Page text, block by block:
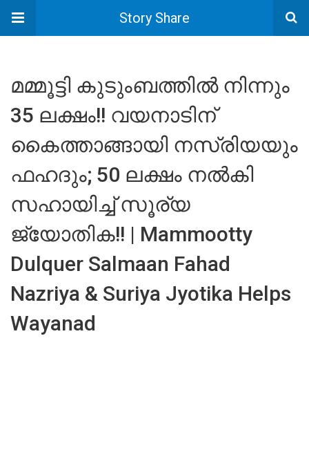
Story Share
മമ്മൂട്ടി കുടുംബത്തിൽ നിന്നും
35 ലക്ഷം!! വയനാടിന്
കൈത്താങ്ങായി നസ്രിയയും
ഫഹദും; 50 ലക്ഷം നൽകി
സഹായിച്ച് സൂര്യ
ജ്യോതിക!! | Mammootty
Dulquer Salmaan Fahad
Nazriya & Suriya Jyotika Helps
Wayanad